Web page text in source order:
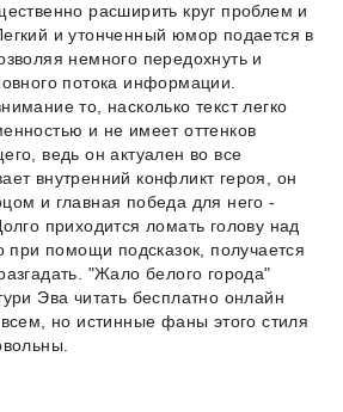
расширить круг проблем и
и утонченный юмор подается в
немного передохнуть и
потока информации.
то, насколько текст легко
и не имеет оттенков
ведь он актуален во все
внутренний конфликт героя, он
и главная победа для него -
приходится ломать голову над
при помощи подсказок, получается
"Жало белого города"
Эва читать бесплатно онлайн
но истинные фаны этого стиля